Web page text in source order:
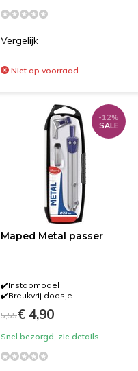
Vergelijk
Niet op voorraad
Maped Metal passer
-12%
SALE
✔️Instapmodel
✔️Breukvrij doosje
5,55€ 4,90
Snel bezorgd, zie details